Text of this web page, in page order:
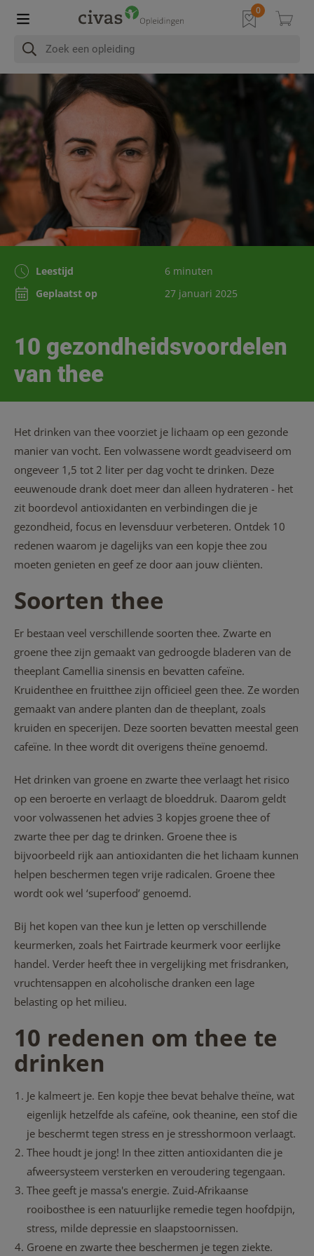
10 gezondheidsvoordelen
van thee
Leestijd
6 minuten
Geplaatst op
27 januari 2025
Het drinken van thee voorziet je lichaam op een gezonde
manier van vocht. Een volwassene wordt geadviseerd om
ongeveer 1,5 tot 2 liter per dag vocht te drinken. Deze
eeuwenoude drank doet meer dan alleen hydrateren - het
zit boordevol antioxidanten en verbindingen die je
gezondheid, focus en levensduur verbeteren. Ontdek 10
redenen waarom je dagelijks van een kopje thee zou
moeten genieten en geef ze door aan jouw cliënten.
Soorten thee
Er bestaan veel verschillende soorten thee. Zwarte en
groene thee zijn gemaakt van gedroogde bladeren van de
theeplant Camellia sinensis en bevatten cafeïne.
Kruidenthee en fruitthee zijn officieel geen thee. Ze worden
gemaakt van andere planten dan de theeplant, zoals
kruiden en specerijen. Deze soorten bevatten meestal geen
cafeïne. In thee wordt dit overigens theïne genoemd.
Het drinken van groene en zwarte thee verlaagt het risico
op een beroerte en verlaagt de bloeddruk. Daarom geldt
voor volwassenen het advies 3 kopjes groene thee of
zwarte thee per dag te drinken. Groene thee is
bijvoorbeeld rijk aan antioxidanten die het lichaam kunnen
helpen beschermen tegen vrije radicalen. Groene thee
wordt ook wel ‘superfood’ genoemd.
Bij het kopen van thee kun je letten op verschillende
keurmerken, zoals het Fairtrade keurmerk voor eerlijke
handel. Verder heeft thee in vergelijking met frisdranken,
vruchtensappen en alcoholische dranken een lage
belasting op het milieu.
10 redenen om thee te
drinken
Je kalmeert je. Een kopje thee bevat behalve theïne, wat
eigenlijk hetzelfde als cafeïne, ook theanine, een stof die
je beschermt tegen stress en je stresshormoon verlaagt.
Thee houdt je jong! In thee zitten antioxidanten die je
afweersysteem versterken en veroudering tegengaan.
Thee geeft je massa's energie. Zuid-Afrikaanse
rooibosthee is een natuurlijke remedie tegen hoofdpijn,
stress, milde depressie en slaapstoornissen.
Groene en zwarte thee beschermen je tegen ziekte.